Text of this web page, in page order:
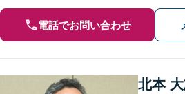
電話でお問い合わせ
北本